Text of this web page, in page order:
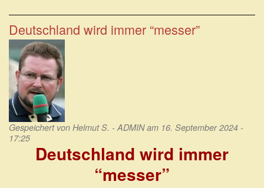
die
Gerlinde
mit
dem
Winfried…:
Grünes
Ehepaar
Kretschmann
Deutschland wird immer “messer”
Gespeichert von Helmut S. - ADMINam 16. September 2024 -
17:25
Deutschland wird immer
“messer”